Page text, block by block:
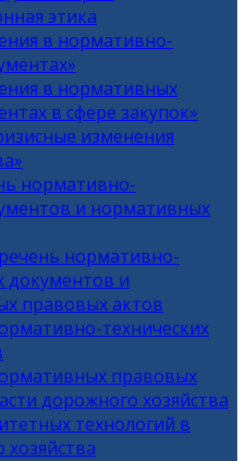
этика
в нормативно-
в нормативных
в сфере закупок»
изменения
нормативно-
и нормативных
нормативно-
документов и
правовых актов
технических
правовых
дорожного хозяйства
технологий в